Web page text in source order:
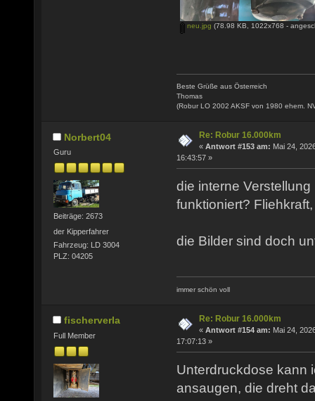
neu.jpg (78.98 KB, 1022x768 -
Beste Grüße aus Österreich
Thomas
(Robur LO 2002 AKSF von 1980 ehem.
Norbert04
Guru
Beiträge: 2673
der Kipperfahrer
Fahrzeug: LD 3004
PLZ: 04205
Re: Robur 16.000km
« Antwort #153 am: Mai 24,
16:43:57 »
die interne
funktioniert?
die Bilder sind doch
immer schön voll
fischerverla
Full Member
Re: Robur 16.000km
« Antwort #154 am: Mai 24,
17:07:13 »
Unterdruckdose kann
ansaugen, die dreht